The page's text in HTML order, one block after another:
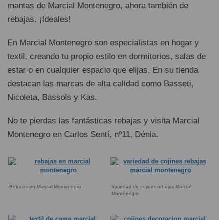
mantas de Marcial Montenegro, ahora también de
rebajas. ¡Ideales!
En Marcial Montenegro son especialistas en hogar y
textil, creando tu propio estilo en dormitorios, salas de
estar o en cualquier espacio que elijas. En su tienda
destacan las marcas de alta calidad como Basseti,
Nicoleta, Bassols y Kas.
No te pierdas las fantásticas rebajas y visita Marcial
Montenegro en Carlos Sentí, nº11, Dénia.
Rebajas en Marcial Montenegro
Variedad de cojines rebajas Marcial
Montenegro